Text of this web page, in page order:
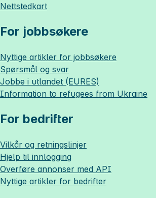
Nettstedkart
For jobbsøkere
Nyttige artikler for jobbsøkere
Spørsmål og svar
Jobbe i utlandet (EURES)
Information to refugees from Ukraine
For bedrifter
Vilkår og retningslinjer
Hjelp til innlogging
Overføre annonser med API
Nyttige artikler for bedrifter